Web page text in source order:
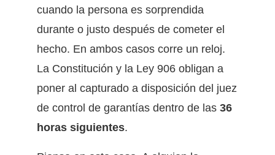
cuando la persona es sorprendida
durante o justo después de cometer el
hecho. En ambos casos corre un reloj.
La Constitución y la Ley 906 obligan a
poner al capturado a disposición del juez
de control de garantías dentro de las 36
horas siguientes.